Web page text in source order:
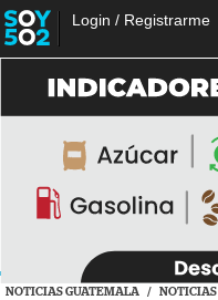
Login / Registrarme
NOTICIAS GUATEMALA / NOTICIAS